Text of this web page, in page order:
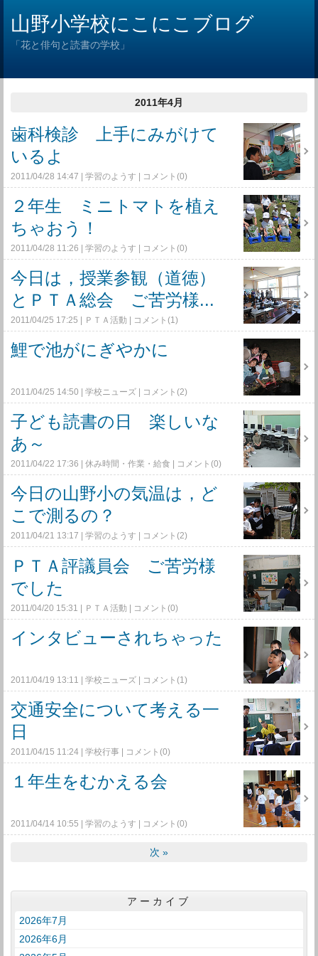
山野小学校にこにこブログ
「花と俳句と読書の学校」
2011年4月
歯科検診 上手にみがけて
いるよ
2011/04/28 14:47 学習のようす コメント(0)
２年生 ミニトマトを植え
ちゃおう！
2011/04/28 11:26 学習のようす コメント(0)
今日は，授業参観（道徳）
とＰＴＡ総会 ご苦労様...
2011/04/25 17:25 ＰＴＡ活動 コメント(1)
鯉で池がにぎやかに
2011/04/25 14:50 学校ニューズ コメント(2)
子ども読書の日 楽しいな
あ～
2011/04/22 17:36 休み時間・作業・給食 コメント(0)
今日の山野小の気温は，ど
こで測るの？
2011/04/21 13:17 学習のようす コメント(2)
ＰＴＡ評議員会 ご苦労様
でした
2011/04/20 15:31 ＰＴＡ活動 コメント(0)
インタビューされちゃった
2011/04/19 13:11 学校ニューズ コメント(1)
交通安全について考える一
日
2011/04/15 11:24 学校行事 コメント(0)
１年生をむかえる会
2011/04/14 10:55 学習のようす コメント(0)
次 »
アーカイブ
2026年7月
2026年6月